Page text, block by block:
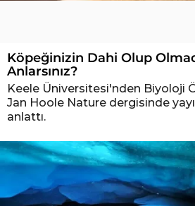
Köpeğinizin Dahi Olup
Anlarsınız?
Keele Üniversitesi'nden Biyoloji
Jan Hoole Nature dergisinde
anlattı.